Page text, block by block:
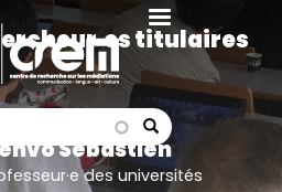
search
titulaires
Sébastien
des universités